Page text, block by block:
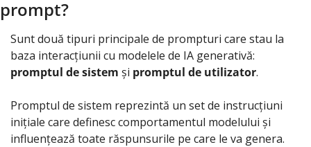
prompt?
Sunt două tipuri principale de prompturi care stau la
promptul de sistem și promptul de utilizator.
Promptul de sistem reprezintă un set de instrucțiuni
inițiale care definesc comportamentul modelului și
influențează toate răspunsurile pe care le va genera.